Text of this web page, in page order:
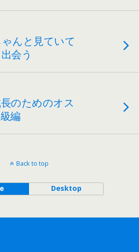
ゃんと見ていて
会う
のためのオス
編
Back to top
Desktop